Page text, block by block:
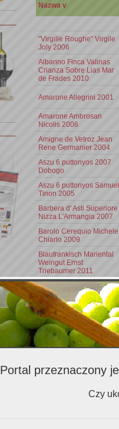
Nazwa v
"Virgille Roughe" Virgile
Joly 2006
Albarino Finca Valinas
Crianza Sobre Lias Mar
de Frades 2010
Amarone Allegrini 2001
Amarone Ambrosan
Nicolis 2006
Amigne de Vetroz Jean
Rene Germanier 2004
Aszu 6 puttonyos 2007
Dobogo
Aszu 6 puttonyos Samuel
Tinon 2005
Barbera d' Asti Superiore
Nizza L'Armangia 2007
Barolo Cerequio Michele
Chiarlo 2009
Blaufrankisch Mariental
Weingut Ernst
Triebaumer 2011
Blaufrankisch V-max
Reserve Weingut Joseph
Reumann, Deutschkreutz
2011
Brut Vintage Champagne
Louis Roederer 2004
Cabernet Sauvignon
Castello di Monna Lisa
Vignamaggio, 2004
Portal przeznaczony
Czy